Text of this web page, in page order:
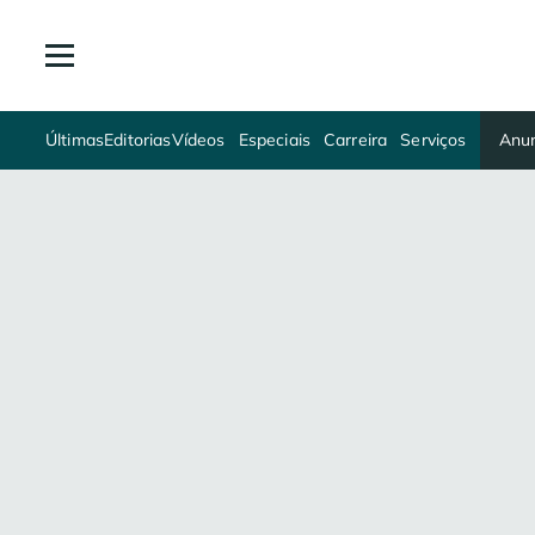
ÚltimasEditoriasVídeos Especiais Carreira Serviços